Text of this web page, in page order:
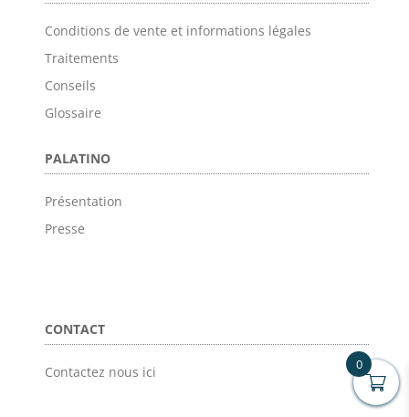
Conditions de vente et informations légales
Traitements
Conseils
Glossaire
PALATINO
Présentation
Presse
CONTACT
Contactez nous ici 0